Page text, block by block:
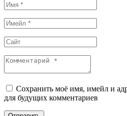
Сохранить моё имя, имейл и
для будущих комментариев